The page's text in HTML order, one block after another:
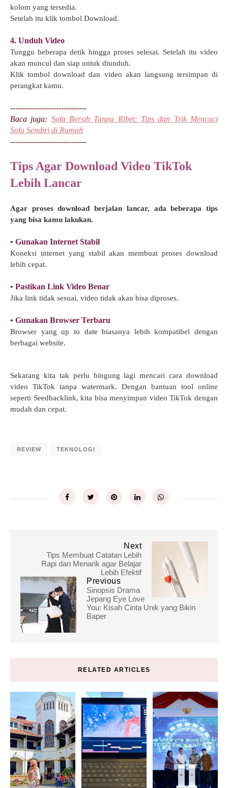
kolom yang tersedia.
Setelah itu klik tombol Download.
4. Unduh Video
Tunggu beberapa detik hingga proses selesai. Setelah itu video
akan muncul dan siap untuk diunduh.
Klik tombol download dan video akan langsung tersimpan di
perangkat kamu.
------------------------------
Baca juga: Sofa Bersih Tanpa Ribet: Tips dan Trik Mencuci
Sofa Sendiri di Rumah
------------------------------
Tips Agar Download Video TikTok
Lebih Lancar
Agar proses download berjalan lancar, ada beberapa tips
yang bisa kamu lakukan.
• Gunakan Internet Stabil
Koneksi internet yang stabil akan membuat proses download
lebih cepat.
• Pastikan Link Video Benar
Jika link tidak sesuai, video tidak akan bisa diproses.
• Gunakan Browser Terbaru
Browser yang up to date biasanya lebih kompatibel dengan
berbagai website.
Sekarang kita tak perlu bingung lagi mencari cara download
video TikTok tanpa watermark. Dengan bantuan tool online
seperti Seedbacklink, kita bisa menyimpan video TikTok dengan
mudah dan cepat.
REVIEW TEKNOLOGI
Next
Tips Membuat Catatan Lebih
Rapi dan Menarik agar Belajar
Lebih Efektif
Previous
Sinopsis Drama
Jepang Eye Love
You: Kisah Cinta Unik yang Bikin
Baper
RELATED ARTICLES